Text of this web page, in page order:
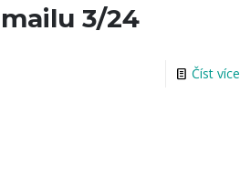
mailu 3/24
Číst více